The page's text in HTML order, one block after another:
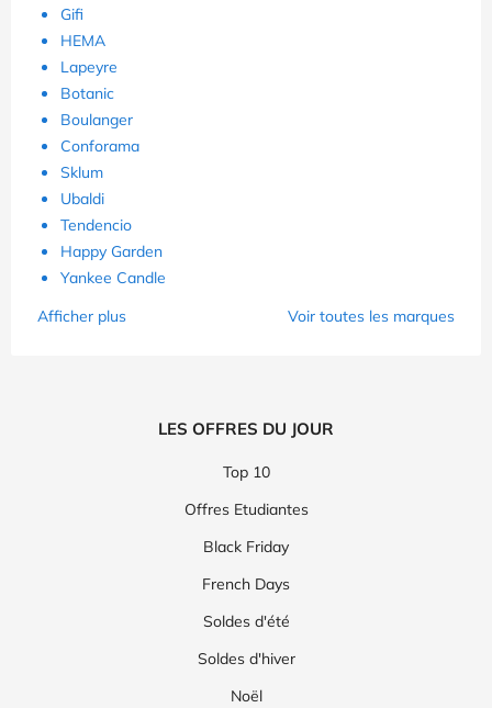
Gifi
HEMA
Lapeyre
Botanic
Boulanger
Conforama
Sklum
Ubaldi
Tendencio
Happy Garden
Yankee Candle
Afficher plus
Voir toutes les marques
LES OFFRES DU JOUR
Top 10
Offres Etudiantes
Black Friday
French Days
Soldes d'été
Soldes d'hiver
Noël